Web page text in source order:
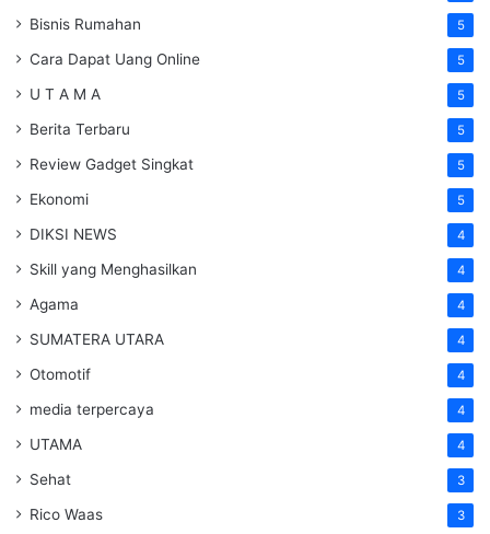
Bisnis Rumahan 5
Cara Dapat Uang Online 5
U T A M A 5
Berita Terbaru 5
Review Gadget Singkat 5
Ekonomi 5
DIKSI NEWS 4
Skill yang Menghasilkan 4
Agama 4
SUMATERA UTARA 4
Otomotif 4
media terpercaya 4
UTAMA 4
Sehat 3
Rico Waas 3